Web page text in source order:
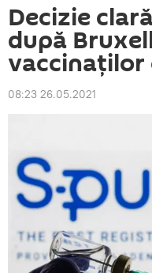
Decizie
după
vaccinaților
08:23 26.05.2021